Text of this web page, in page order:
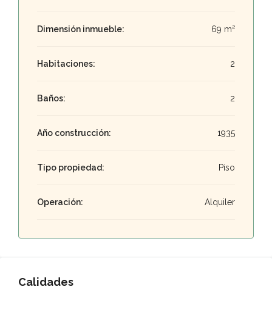
Dimensión inmueble: 69 m²
Habitaciones: 2
Baños: 2
Año construcción: 1935
Tipo propiedad: Piso
Operación: Alquiler
Calidades